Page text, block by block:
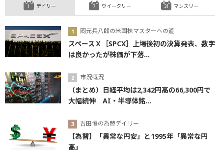
デイリー
岡元兵八郎の米国株マスターへの道
スペースＸ［SPCX］上場後初の決算発表、数字
は良かったが株価が下落...
市況概況
（まとめ）日経平均は2,342円高の66,300円で
大幅続伸 AI・半導体銘...
吉田恒の為替デイリー
【為替】「異常な円安」と1995年「異常な円
高」
ウイークリー マンスリー